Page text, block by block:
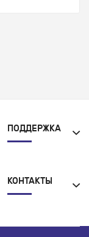
ПОДДЕРЖКА
КОНТАКТЫ